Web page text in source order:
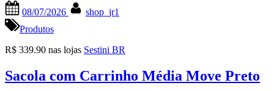
on
08/07/2026
shop_jr1
Produtos
R$ 339.90 nas lojas Sestini BR
Sacola com Carrinho Média Move Preto